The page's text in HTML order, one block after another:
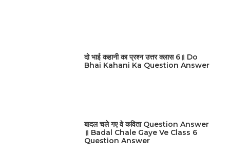
दो भाई कहानी का प्रश्न उत्तर क्लास 6॥ Do
Bhai Kahani Ka Question Answer
बादल चले गए वे कविता Question Answer
॥ Badal Chale Gaye Ve Class 6
Question Answer